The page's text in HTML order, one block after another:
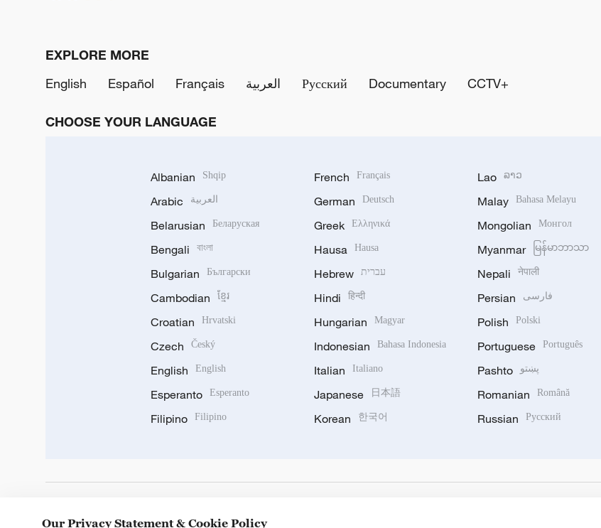
EXPLORE MORE
English
Español Français العربية Русский Documentary CCTV+
CHOOSE YOUR LANGUAGE
Albanian Shqip
Arabic العربية
Belarusian Беларуская
Bengali বাংলা
Bulgarian Български
Cambodian ខ្មែរ
Croatian Hrvatski
Czech Český
English English
Esperanto Esperanto
Filipino Filipino
French Français
German Deutsch
Greek Ελληνικά
Hausa Hausa
Hebrew עברית
Hindi हिन्दी
Hungarian Magyar
Indonesian Bahasa Indonesia
Italian Italiano
Japanese 日本語
Korean 한국어
Lao ລາວ
Malay Bahasa Melayu
Mongolian Монгол
Myanmar မြန်မာဘာသာ
Nepali नेपाली
Persian فارسی
Polish Polski
Portuguese Português
Pashto پښتو
Romanian Română
Russian Русский
Our Privacy Statement & Cookie Policy